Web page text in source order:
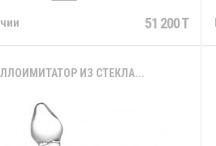
51 200 T
ИЗ СТЕКЛА...